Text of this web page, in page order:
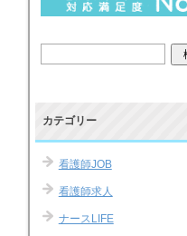
カテゴリー
看護師JOB
看護師求人
ナースLIFE